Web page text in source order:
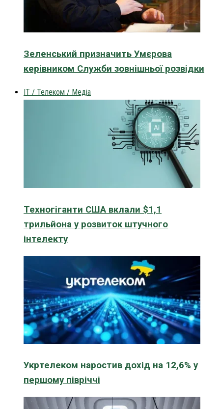
Зеленський призначить Умєрова
керівником Служби зовнішньої розвідки
IT / Телеком / Медіа
Техногіганти США вклали $1,1
трильйона у розвиток штучного
інтелекту
Укртелеком наростив дохід на 12,6% у
першому півріччі